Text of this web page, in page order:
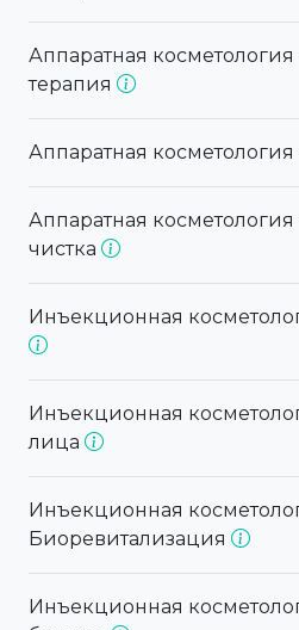
Аппаратная
терапия
Аппаратная
Аппаратная косметология
чистка
Инъекционная
Инъекционная
лица
Инъекционная
Биоревитализация
Инъекционная